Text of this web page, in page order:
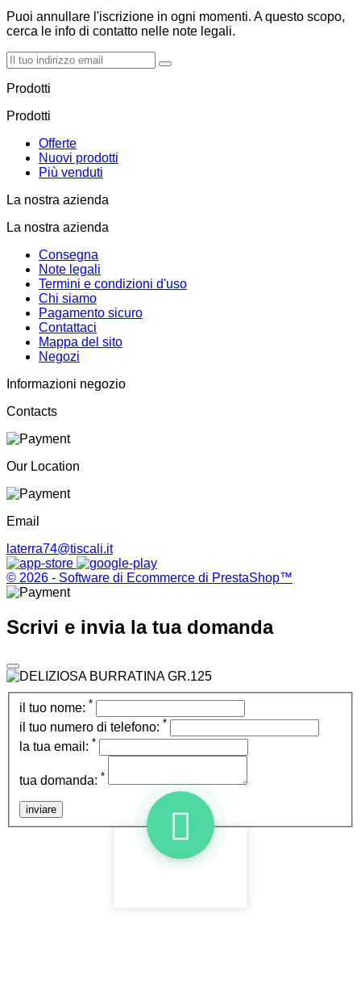
Puoi annullare l'iscrizione in ogni momenti. A questo scopo,
cerca le info di contatto nelle note legali.
Prodotti
Prodotti
Offerte
Nuovi prodotti
Più venduti
La nostra azienda
La nostra azienda
Consegna
Note legali
Termini e condizioni d'uso
Chi siamo
Pagamento sicuro
Contattaci
Mappa del sito
Negozi
Informazioni negozio
Contacts
Our Location
Email
laterra74@tiscali.it
© 2026 - Software di Ecommerce di PrestaShop™
Scrivi e invia la tua domanda
il tuo nome: *
il tuo numero di telefono: *
la tua email: *
tua domanda: *
inviare